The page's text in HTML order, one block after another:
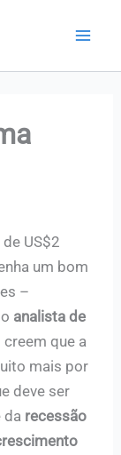
US$2
um bom
–
analista de
creem que a
mais por
deve ser
da recessão